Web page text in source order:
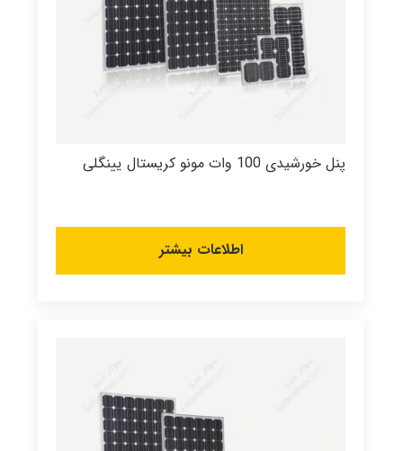
پنل خورشیدی 100 وات مونو کریستال یینگلی
اطلاعات بیشتر